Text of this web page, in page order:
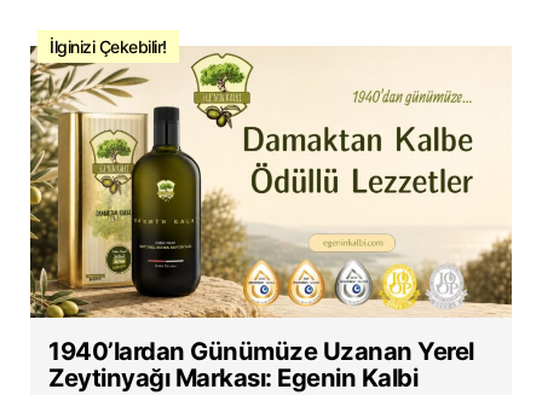
İlginizi Çekebilir!
1940’lardan Günümüze Uzanan Yerel
Zeytinyağı Markası: Egenin Kalbi